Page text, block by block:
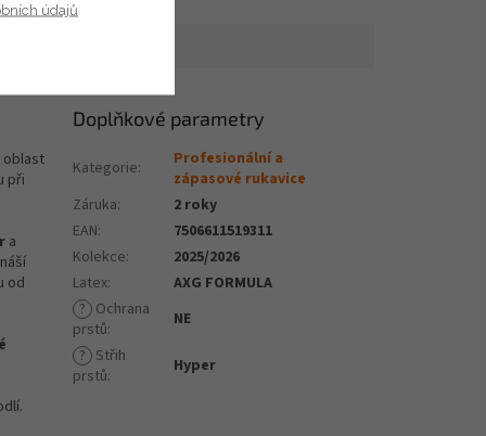
oblast
při
a
od
Doplňkové parametry
Kategorie:
Profesionální a
zápasové rukavice
Záruka:
2 roky
EAN:
7506611519311
Kolekce:
2025/2026
Latex:
AXG FORMULA
? Ochrana
prstů:
NE
? Střih
prstů: Hyper
údajů